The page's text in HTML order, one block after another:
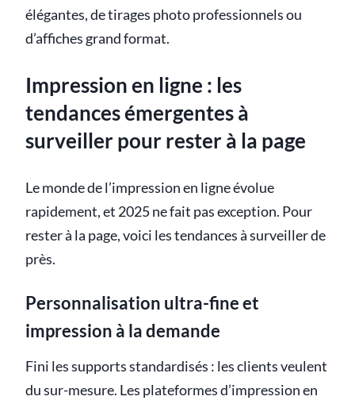
élégantes, de tirages photo professionnels ou
d’affiches grand format.
Impression en ligne : les
tendances émergentes à
surveiller pour rester à la page
Le monde de l’impression en ligne évolue
rapidement, et 2025 ne fait pas exception. Pour
rester à la page, voici les tendances à surveiller de
près.
Personnalisation ultra-fine et
impression à la demande
Fini les supports standardisés : les clients veulent
du sur-mesure. Les plateformes d’impression en